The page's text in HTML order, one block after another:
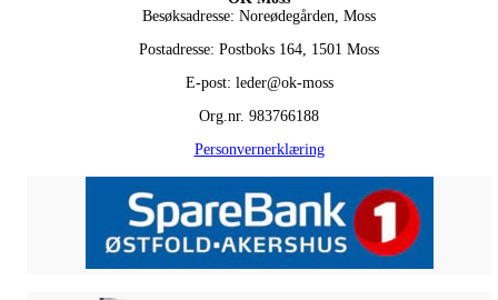
Besøksadresse: Noreødegården, Moss
Postadresse: Postboks 164, 1501 Moss
E-post: leder@ok-moss
Org.nr. 983766188
Personvernerklæring